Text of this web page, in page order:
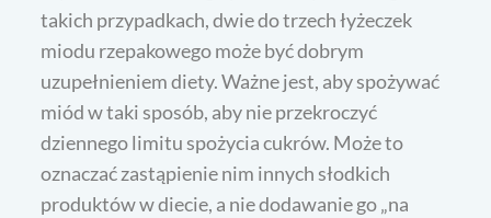
takich przypadkach, dwie do trzech łyżeczek
miodu rzepakowego może być dobrym
uzupełnieniem diety. Ważne jest, aby spożywać
miód w taki sposób, aby nie przekroczyć
dziennego limitu spożycia cukrów. Może to
oznaczać zastąpienie nim innych słodkich
produktów w diecie, a nie dodawanie go „na